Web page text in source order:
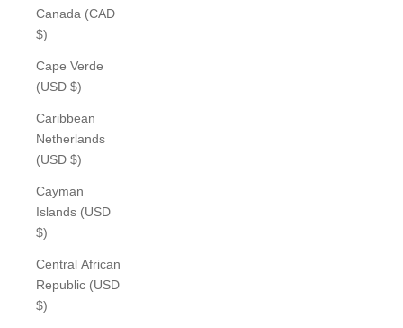
Canada (CAD
$)
Cape Verde
(USD $)
Caribbean
Netherlands
(USD $)
Cayman
Islands (USD
$)
Central African
Republic (USD
$)